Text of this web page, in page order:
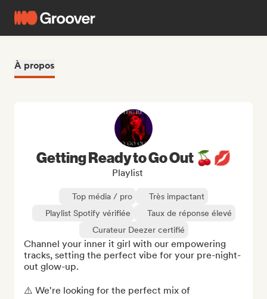
À propos
Getting Ready to Go Out 🍒💋
Playlist
Top média / pro
Très impactant
Playlist Spotify vérifiée
Taux de réponse élevé
Curateur Deezer certifié
Channel your inner it girl with our empowering
tracks, setting the perfect vibe for your pre-night-
out glow-up.
⚠️ We're looking for the perfect mix of